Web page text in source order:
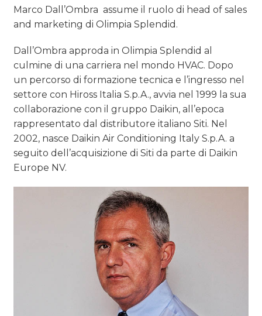
TREND
OPINIONI
Marco Dall’Ombra assume il ruolo di head of sales
and marketing di Olimpia Splendid.
Dall’Ombra approda in Olimpia Splendid al
culmine di una carriera nel mondo HVAC. Dopo
un percorso di formazione tecnica e l’ingresso nel
settore con Hiross Italia S.p.A., avvia nel 1999 la sua
collaborazione con il gruppo Daikin, all’epoca
rappresentato dal distributore italiano Siti. Nel
2002, nasce Daikin Air Conditioning Italy S.p.A. a
seguito dell’acquisizione di Siti da parte di Daikin
Europe NV.